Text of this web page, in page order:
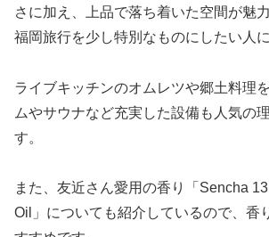
さに加え、上品で落ち着いた空間が魅
福岡旅行を少し特別なものにしたい人
ライブキッチンのオムレツや郷土料理
ムやサウナなど充実した設備も人気の
す。
また、友近さん愛用の香り「Sencha
Oil」についても紹介しているので、香